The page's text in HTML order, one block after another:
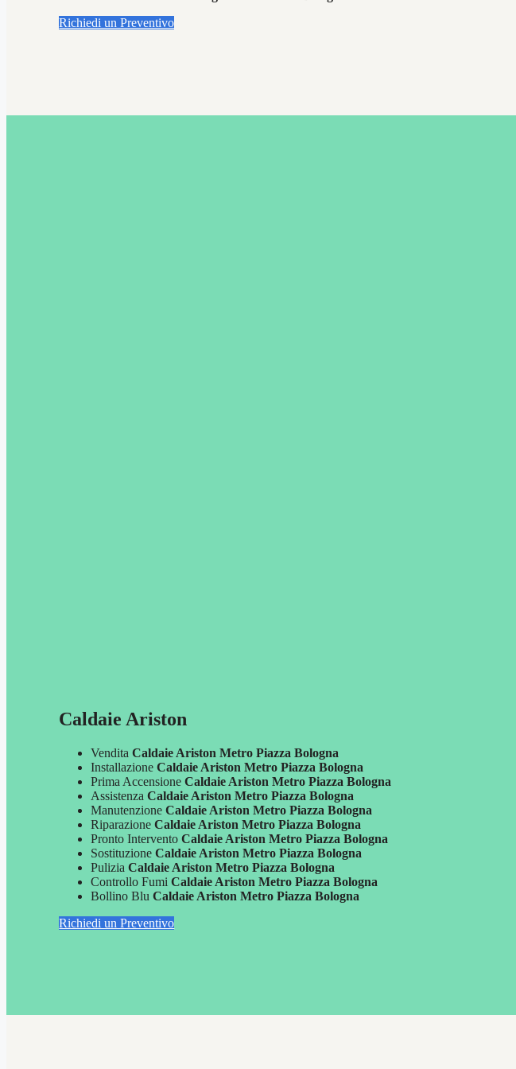
Richiedi un Preventivo
Caldaie Ariston
VenditaCaldaie Ariston Metro Piazza Bologna
InstallazioneCaldaie Ariston Metro Piazza Bologna
Prima AccensioneCaldaie Ariston Metro Piazza Bologna
AssistenzaCaldaie Ariston Metro Piazza Bologna
ManutenzioneCaldaie Ariston Metro Piazza Bologna
RiparazioneCaldaie Ariston Metro Piazza Bologna
Pronto InterventoCaldaie Ariston Metro Piazza Bologna
SostituzioneCaldaie Ariston Metro Piazza Bologna
PuliziaCaldaie Ariston Metro Piazza Bologna
Controllo FumiCaldaie Ariston Metro Piazza Bologna
Bollino BluCaldaie Ariston Metro Piazza Bologna
Richiedi un Preventivo